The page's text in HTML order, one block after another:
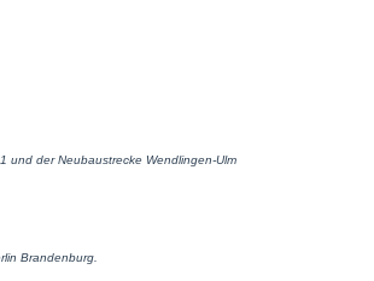
und der Neubaustrecke Wendlingen-Ulm
Brandenburg.